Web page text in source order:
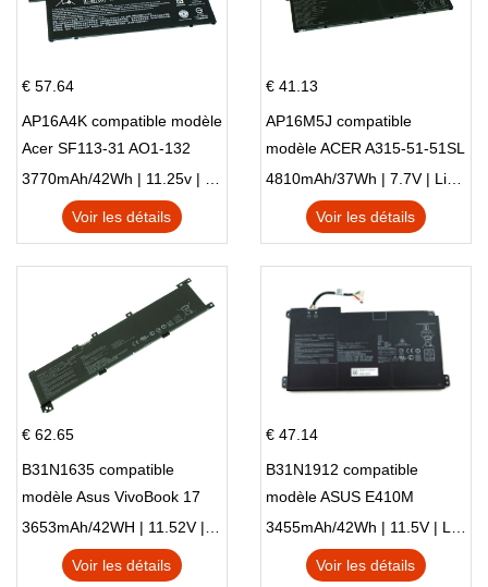
€ 57.64
AP16A4K compatible modèle
Acer SF113-31 AO1-132
NE132
3770mAh/42Wh | 11.25v | Li-ion ...
Voir les détails
€ 41.13
AP16M5J compatible
modèle ACER A315-51-51SL
N17Q1 SERIES
4810mAh/37Wh | 7.7V | Li-ion ...
Voir les détails
€ 62.65
B31N1635 compatible
modèle Asus VivoBook 17
X705NC X705UA X705UV
X705UN X705UD
3653mAh/42WH | 11.52V | Li-ion ...
Voir les détails
€ 47.14
B31N1912 compatible
modèle ASUS E410M
E410MA L410MA
3455mAh/42Wh | 11.5V | Li-ion ...
Voir les détails